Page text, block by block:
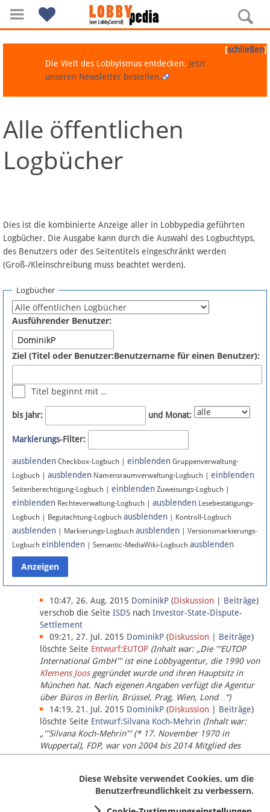
Navigation
Über Lobbypedia
Artikel nach Kategorien
FAQ
Fördermitglied werden
Fehler melden
Newsletter
Bluesky
Facebook
Instagram
Anmelden
Datenschutz
Über Lobbypedia
Impressum
[schließen]
Die Welt des Lobbyismus entdecken. Jetzt
unseren Newsletter bestellen.
Alle öffentlichen
Logbücher
Dies ist die kombinierte Anzeige aller in Lobbypedia geführten
Logbücher. Die Ausgabe kann durch die Auswahl des Logbuchtyps,
des Benutzers oder des Seitentitels eingeschränkt werden
(Groß-/Kleinschreibung muss beachtet werden).
Logbücher
Ausführender Benutzer:
Ziel (Titel oder Benutzer:Benutzername für einen Benutzer):
Titel beginnt mit …
bis Jahr: und Monat:
Markierungs-Filter:
ausblenden Checkbox-Logbuch | einblenden Gruppenverwaltung-
Logbuch | ausblenden Namensraumverwaltung-Logbuch | einblenden
Seitenberechtigung-Logbuch | einblenden Zuweisungs-Logbuch |
einblenden Rechteverwaltung-Logbuch | ausblenden Lesebestätigungs-
Logbuch | Begutachtung-Logbuch ausblenden | Kontroll-Logbuch
ausblenden | Markierungs-Logbuch ausblenden | Versionsmarkierungs-
Logbuch einblenden | Semantic-MediaWiki-Logbuch ausblenden
10:47, 26. Aug. 2015 DominikP (Diskussion Beiträge)
verschob die Seite ISDS nach Investor-State-Dispute-
Settlement
09:21, 27. Jul. 2015 DominikP (Diskussion Beiträge)
löschte Seite Entwurf:EUTOP (Inhalt war: „Die '''EUTOP
International GmbH''' ist eine Lobbyagentur, die 1990 von
Klemens Joosgegründet wurde und ihren Hauptsitz in
München hat. Nach eigenen Angaben verfügt die Agentur
über Büros in Berlin, Brüssel, Prag, Wien, Lond…“)
14:19, 21. Jul. 2015 DominikP (Diskussion Beiträge)
löschte Seite Entwurf:Silvana Koch-Mehrin (Inhalt war:
„'''Silvana Koch-Mehrin''' (* 17. November 1970 in
Wuppertal), FDP, war von 2004 bis 2014 Mitglied des
Europäischen Parlaments, seit November 2014 ist sie für
Diese Website verwendet Cookies, um die
Benutzerfreundlichkeit zu verbessern.